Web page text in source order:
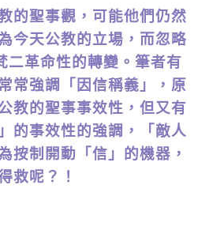
的聖事觀，可能他們仍然
今天公教的立場，而忽略
二革命性的轉變。筆者有
常強調「因信稱義」，原
教的聖事事效性，但又有
的事效性的強調，「敵人
按制開動「信」的機器，
救呢？！